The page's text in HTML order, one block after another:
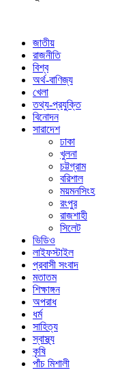
জাতীয়
রাজনীতি
বিশ্ব
অর্থ-বাণিজ্য
খেলা
তথ্য-প্রযুক্তি
বিনোদন
সারাদেশ
ঢাকা
খুলনা
চট্টগ্রাম
বরিশাল
ময়মনসিংহ
রংপুর
রাজশাহী
সিলেট
ভিডিও
লাইফস্টাইল
প্রবাসী সংবাদ
মতাতম
শিক্ষাঙ্গন
অপরাধ
ধর্ম
সাহিত্য
স্বাস্থ্য
কৃষি
পাঁচ মিশালী